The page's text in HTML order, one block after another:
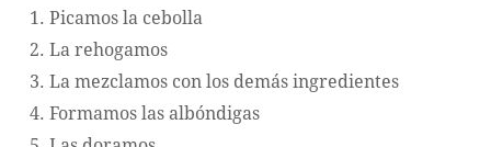
Picamos la cebolla
La rehogamos
La mezclamos con los demás ingredientes
Formamos las albóndigas